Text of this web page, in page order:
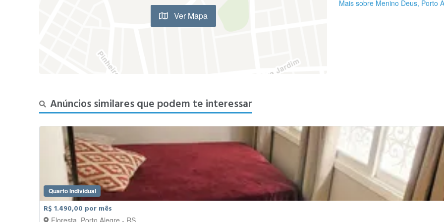
Ver Mapa
Mais sobre Menino Deus, Porto
Anúncios similares que podem te interessar
Quarto Individual
R$ 1.490,00 por mês
Floresta, Porto Alegre - RS